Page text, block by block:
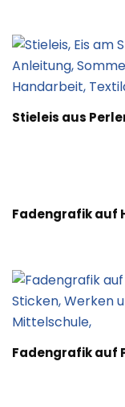
Stieleis aus
Fadengrafik auf
Fadengrafik auf